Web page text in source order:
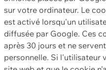
sur votre ordinateur. Le
est activé lorsqu'un
diffusée par Google. Ces
après 30 jours et ne
personnelle. Si l'utilisateur